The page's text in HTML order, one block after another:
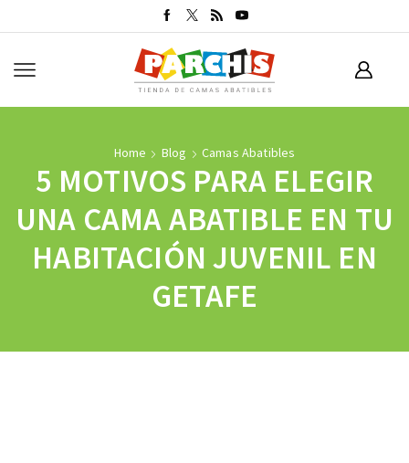
Home Blog Camas Abatibles
5 MOTIVOS PARA ELEGIR
UNA CAMA ABATIBLE EN TU
HABITACIÓN JUVENIL EN
GETAFE